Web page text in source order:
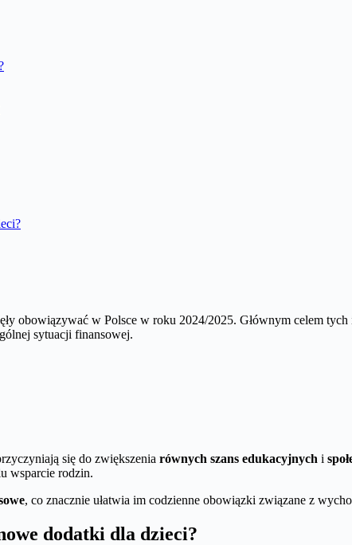
obowiązywać w Polsce w roku 2024/2025. Głównym celem
sytuacji finansowej.
się do zwiększenia równych szans edukacyjnych i
wsparcie rodzin.
, co znacznie ułatwia im codzienne obowiązki związane z
dodatki dla dzieci?